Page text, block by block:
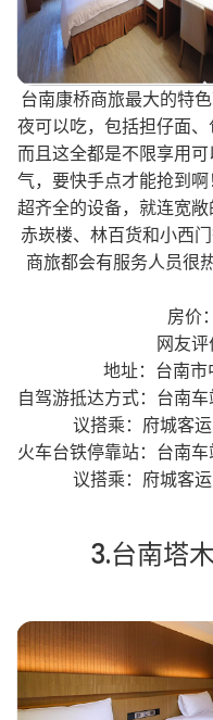
台南康桥商旅最大的特
夜可以吃，包括担仔面、
而且这全都是不限享用
气，要快手点才能抢到
超齐全的设备，就连宽
赤崁楼、林百货和小西
商旅都会有服务人员很
房价
网友
地址：台南
自驾游抵达方式：台南
议搭乘：府城客
火车台铁停靠站：台南
议搭乘：府城客
3.台南塔